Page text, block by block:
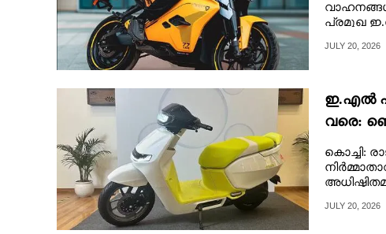
പ്രമുഖ
JULY 20, 2026
ഇ.എൽ
വരെ:
കൊച്ചി:
JULY 20, 2026